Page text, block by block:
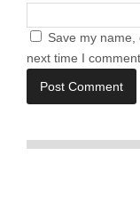
Save my
next time I comment.